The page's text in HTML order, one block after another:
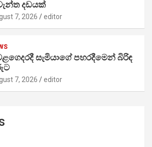
දඩයක්
7, 2026 editor
සැමියාගේ පහරදීමෙන් බිරිඳ
7, 2026 editor